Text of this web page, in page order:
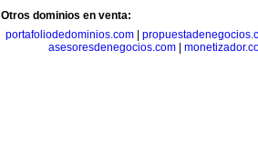
Otros dominios en venta:
portafoliodedominios.com|
asesoresdenegocios.com